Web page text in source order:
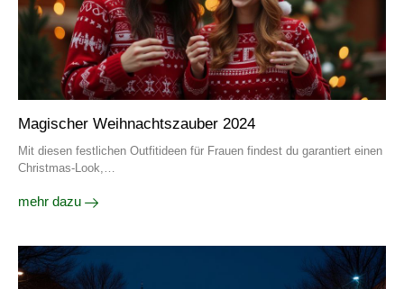
Magischer Weihnachtszauber 2024
Mit diesen festlichen Outfitideen für Frauen findest du garantiert einen
Christmas-Look,…
mehr dazu